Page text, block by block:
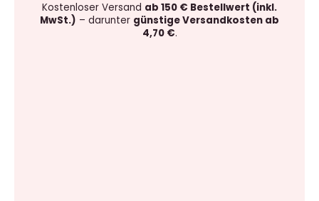
Kostenloser Versand ab 150 € Bestellwert (inkl.
MwSt.) – darunter günstige Versandkosten ab
4,70 €.